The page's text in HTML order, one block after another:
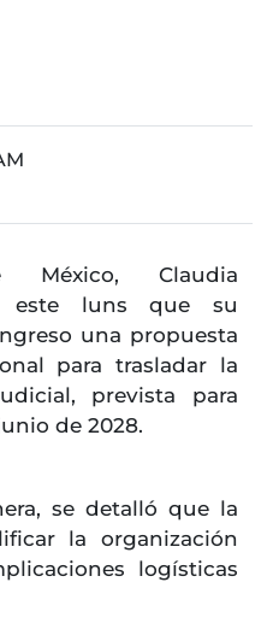
Claudia
este luns que su
una propuesta
para trasladar la
prevista para
de 2028.
se detalló que la
la organización
logísticas